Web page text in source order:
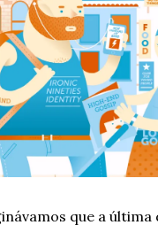
que a última